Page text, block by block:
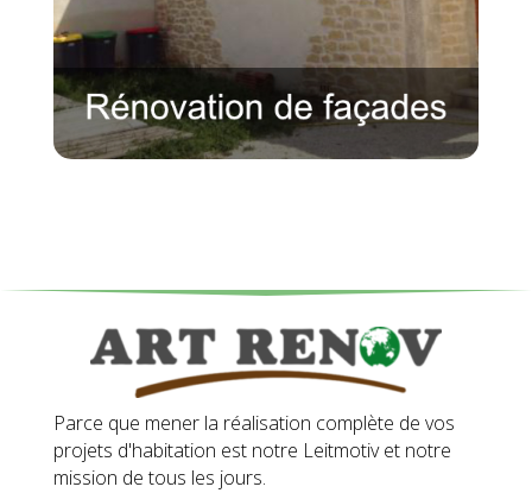
Parce que mener la réalisation complète de vos
projets d'habitation est notre Leitmotiv et notre
mission de tous les jours.